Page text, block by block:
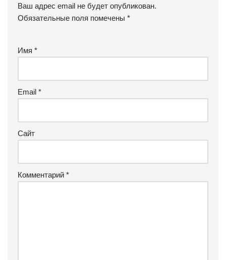
Ваш адрес email не будет опубликован.
Обязательные поля помечены *
Имя *
Email *
Сайт
Комментарий *